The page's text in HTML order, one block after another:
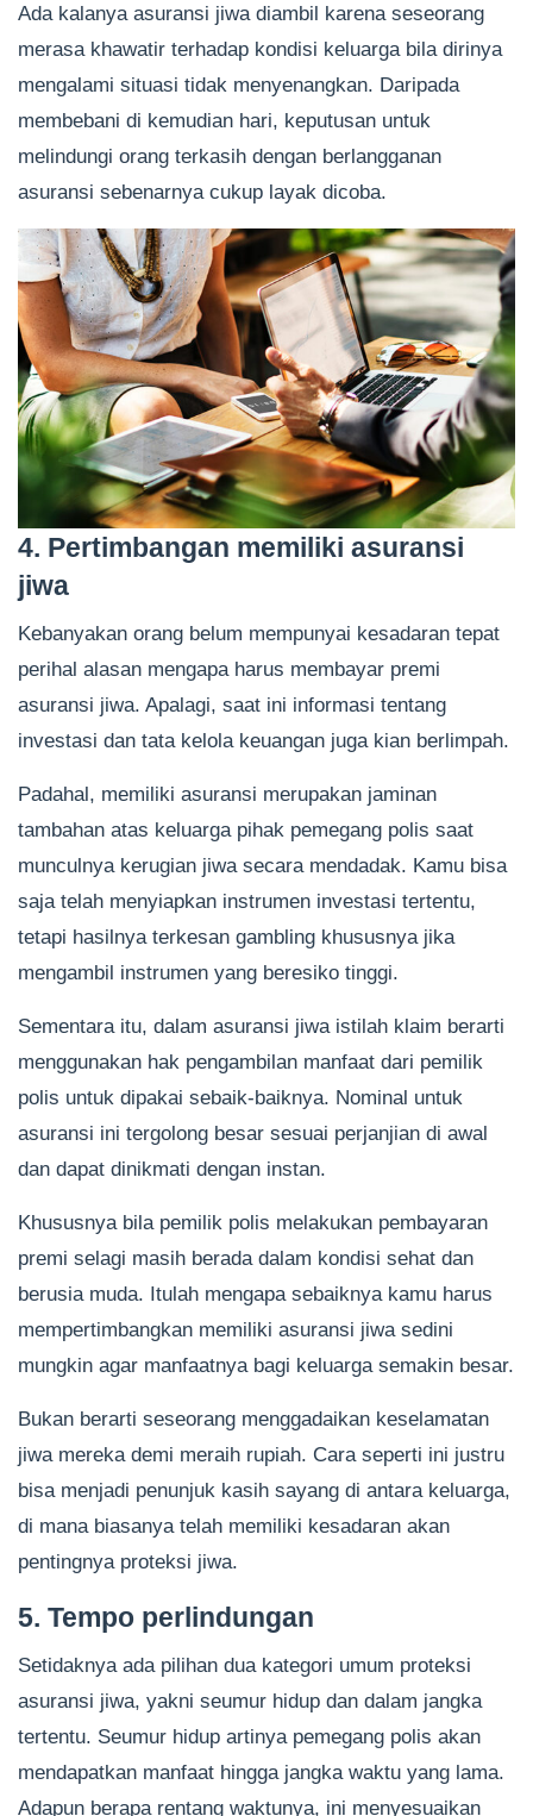
Ada kalanya asuransi jiwa diambil karena seseorang
merasa khawatir terhadap kondisi keluarga bila dirinya
mengalami situasi tidak menyenangkan. Daripada
membebani di kemudian hari, keputusan untuk
melindungi orang terkasih dengan berlangganan
asuransi sebenarnya cukup layak dicoba.
4. Pertimbangan memiliki asuransi
jiwa
Kebanyakan orang belum mempunyai kesadaran tepat
perihal alasan mengapa harus membayar premi
asuransi jiwa. Apalagi, saat ini informasi tentang
investasi dan tata kelola keuangan juga kian berlimpah.
Padahal, memiliki asuransi merupakan jaminan
tambahan atas keluarga pihak pemegang polis saat
munculnya kerugian jiwa secara mendadak. Kamu bisa
saja telah menyiapkan instrumen investasi tertentu,
tetapi hasilnya terkesan gambling khususnya jika
mengambil instrumen yang beresiko tinggi.
Sementara itu, dalam asuransi jiwa istilah klaim berarti
menggunakan hak pengambilan manfaat dari pemilik
polis untuk dipakai sebaik-baiknya. Nominal untuk
asuransi ini tergolong besar sesuai perjanjian di awal
dan dapat dinikmati dengan instan.
Khususnya bila pemilik polis melakukan pembayaran
premi selagi masih berada dalam kondisi sehat dan
berusia muda. Itulah mengapa sebaiknya kamu harus
mempertimbangkan memiliki asuransi jiwa sedini
mungkin agar manfaatnya bagi keluarga semakin besar.
Bukan berarti seseorang menggadaikan keselamatan
jiwa mereka demi meraih rupiah. Cara seperti ini justru
bisa menjadi penunjuk kasih sayang di antara keluarga,
di mana biasanya telah memiliki kesadaran akan
pentingnya proteksi jiwa.
5. Tempo perlindungan
Setidaknya ada pilihan dua kategori umum proteksi
asuransi jiwa, yakni seumur hidup dan dalam jangka
tertentu. Seumur hidup artinya pemegang polis akan
mendapatkan manfaat hingga jangka waktu yang lama.
Adapun berapa rentang waktunya, ini menyesuaikan